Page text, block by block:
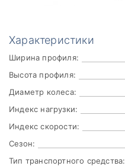
Характеристики
Ширина профиля:
Высота профиля:
Диаметр колеса:
Индекс нагрузки:
Индекс скорости:
Сезон:
Тип транспортного средства: